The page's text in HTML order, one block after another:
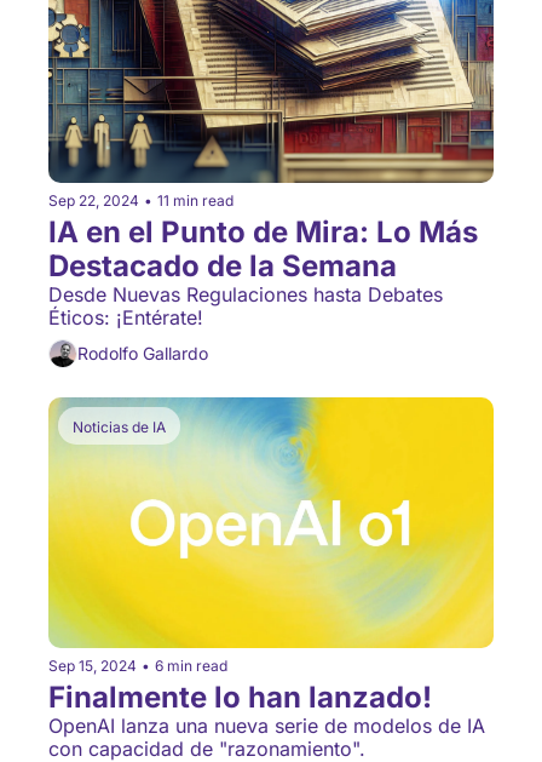
Sep 22, 2024 • 11 min read
IA en el Punto de Mira: Lo Más
Destacado de la Semana
Desde Nuevas Regulaciones hasta Debates
Éticos: ¡Entérate!
Rodolfo Gallardo
Noticias de IA
Sep 15, 2024 • 6 min read
Finalmente lo han lanzado!
OpenAI lanza una nueva serie de modelos de IA
con capacidad de "razonamiento".